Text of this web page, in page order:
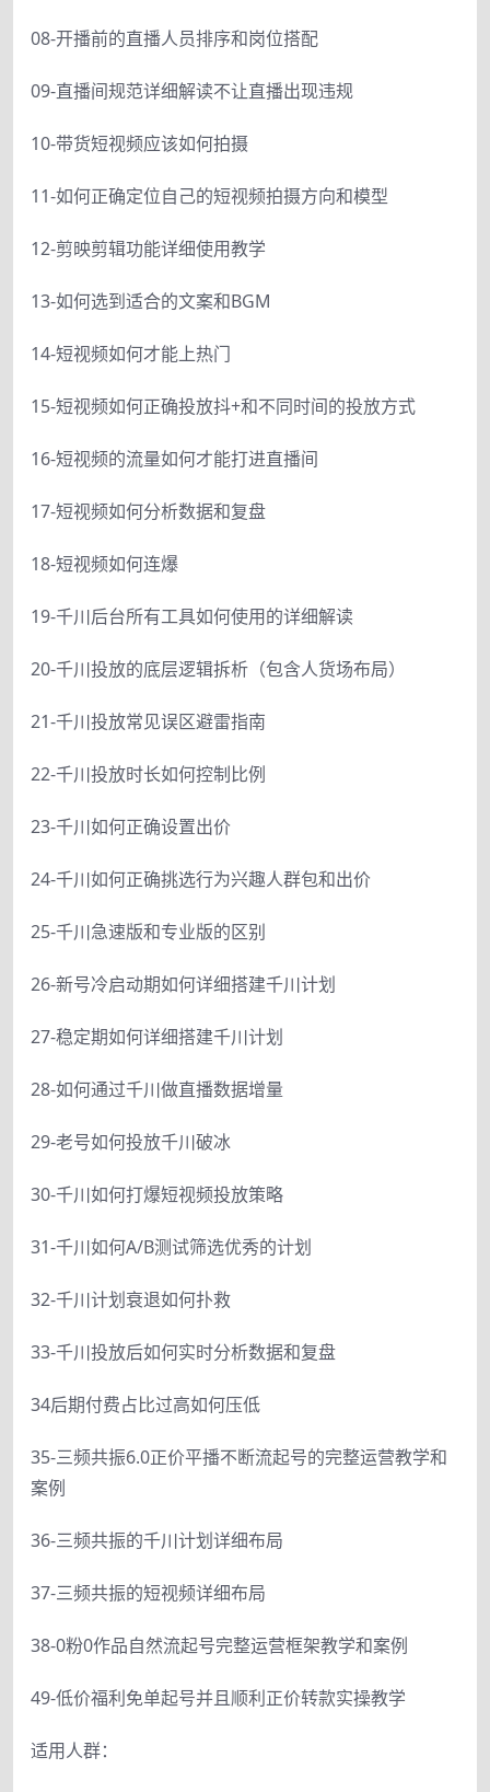
08-开播前的直播人员排序和岗位搭配
09-直播间规范详细解读不让直播出现违规
10-带货短视频应该如何拍摄
11-如何正确定位自己的短视频拍摄方向和模型
12-剪映剪辑功能详细使用教学
13-如何选到适合的文案和BGM
14-短视频如何才能上热门
15-短视频如何正确投放抖+和不同时间的投放方式
16-短视频的流量如何才能打进直播间
17-短视频如何分析数据和复盘
18-短视频如何连爆
19-千川后台所有工具如何使用的详细解读
20-千川投放的底层逻辑拆析（包含人货场布局）
21-千川投放常见误区避雷指南
22-千川投放时长如何控制比例
23-千川如何正确设置出价
24-千川如何正确挑选行为兴趣人群包和出价
25-千川急速版和专业版的区别
26-新号冷启动期如何详细搭建千川计划
27-稳定期如何详细搭建千川计划
28-如何通过千川做直播数据增量
29-老号如何投放千川破冰
30-千川如何打爆短视频投放策略
31-千川如何A/B测试筛选优秀的计划
32-千川计划衰退如何扑救
33-千川投放后如何实时分析数据和复盘
34后期付费占比过高如何压低
35-三频共振6.0正价平播不断流起号的完整运营教学和
案例
36-三频共振的千川计划详细布局
37-三频共振的短视频详细布局
38-0粉0作品自然流起号完整运营框架教学和案例
49-低价福利免单起号并且顺利正价转款实操教学
适用人群：